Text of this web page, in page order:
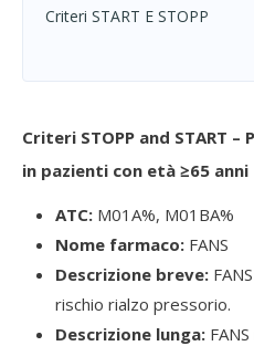
Criteri START E STOPP
Criteri STOPP and START
in pazienti con età ≥65 anni
ATC: M01A%, M01BA%
Nome farmaco: FANS
Descrizione breve:
rischio rialzo pressorio.
Descrizione lunga: